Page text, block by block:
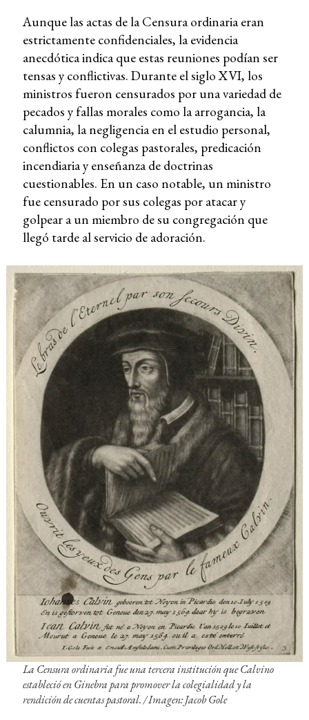
Aunque las actas de la Censura ordinaria eran
estrictamente confidenciales, la evidencia
anecdótica indica que estas reuniones podían ser
tensas y conflictivas. Durante el siglo XVI, los
ministros fueron censurados por una variedad de
pecados y fallas morales como la arrogancia, la
calumnia, la negligencia en el estudio personal,
conflictos con colegas pastorales, predicación
incendiaria y enseñanza de doctrinas
cuestionables. En un caso notable, un ministro
fue censurado por sus colegas por atacar y
golpear a un miembro de su congregación que
llegó tarde al servicio de adoración.
La Censura ordinaria fue una tercera institución que Calvino
estableció en Ginebra para promover la colegialidad y la
rendición de cuentas pastoral. / Imagen: Jacob Gole